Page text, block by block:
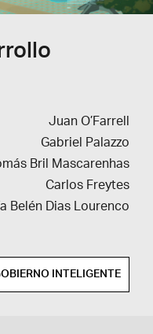
Juan O’Farrell
Gabriel Palazzo
Bril Mascarenhas
Carlos Freytes
Belén Dias Lourenco
INTELIGENTE